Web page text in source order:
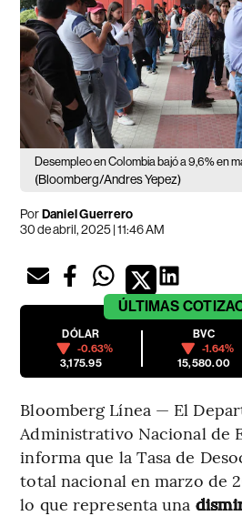
Desempleo en Colombia bajó a 9,6% en
(Bloomberg/Andres Yepez)
PorDaniel Guerrero
30 de abril, 2025 | 11:46 AM
ÚLTIMAS
DÓLAR
-0.63%
3,175.95
BVC
-1.64%
15,580.00
Bloomberg Línea — El
Administrativo Nacional de
informa que la Tasa de
total nacional en marzo de
lo que representa una